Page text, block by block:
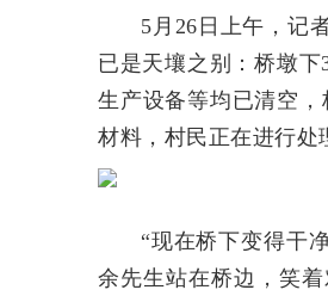
5月26日上午，记
已是天壤之别：桥墩
生产设备等均已清空
材料，村民正在进行处
“现在桥下变得干
余先生站在桥边，笑